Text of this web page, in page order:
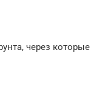
через которые